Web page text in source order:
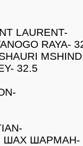
LAURENT-
RAYA-
32.5
ШАХ ШАРМАН-